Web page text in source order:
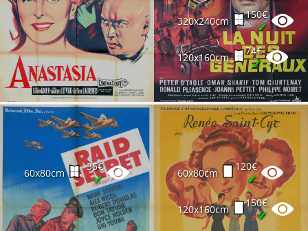
320x240cm
150€
✔
120x160cm
74€
✔
60x80cm
35€
✔ 60x80cm
120€
✔
120x160cm
150€
✔